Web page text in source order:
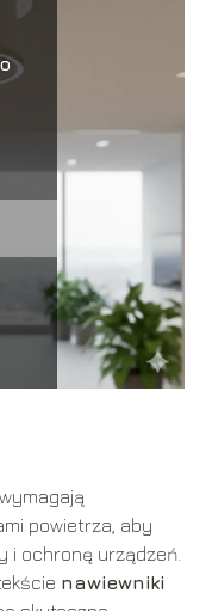
powietrza, aby
i ochronę urządzeń.
nawiewniki